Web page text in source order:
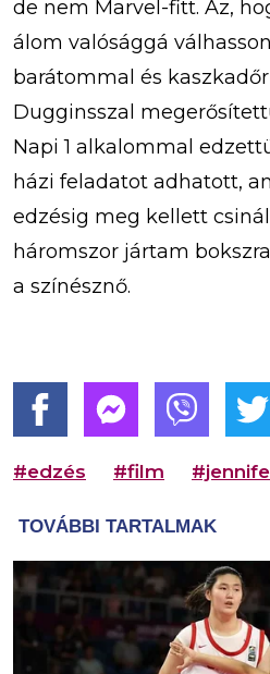
de nem Marvel-fitt. Az,
álom valósággá
barátommal és
Dugginsszal
Napi 1 alkalommal
házi feladatot adhatott,
edzésig meg kellett
háromszor jártam
a színésznő.
#edzés #film